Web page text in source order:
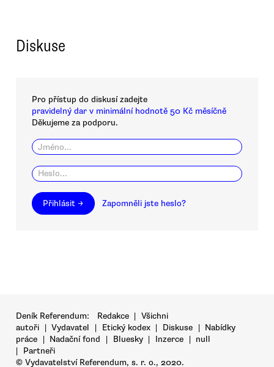
Diskuse
Pro přístup do diskusí zadejte
pravidelný dar v minimální hodnotě 50 Kč měsíčně
Děkujeme za podporu.
Přihlásit → Zapomněli jste heslo?
Deník Referendum: Redakce | Všichni
autoři | Vydavatel | Etický kodex | Diskuse | Nabídky
práce | Nadační fond | Bluesky | Inzerce | null
|
Partneři
© Vydavatelství Referendum, s. r. o., 2020.